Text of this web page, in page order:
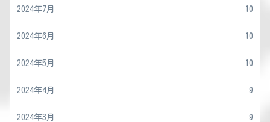
2024年7月 10
2024年6月 10
2024年5月 10
2024年4月 9
2024年3月 9